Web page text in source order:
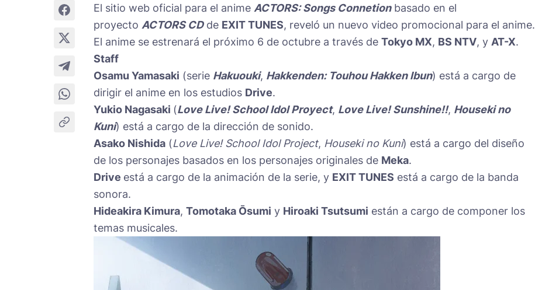
El sitio web oficial para el anime ACTORS: Songs Connetionbasado en el
proyecto ACTORS CDde EXIT TUNES, reveló un nuevo video promocional para el anime.
El anime se estrenará el próximo 6 de octubre a través de Tokyo MX, BS NTV, y AT-X.
Staff
Osamu Yamasaki (serie Hakuouki, Hakkenden: Touhou Hakken Ibun) está a cargo de
dirigir el anime en los estudios Drive.
Yukio Nagasaki (Love Live! School Idol Proyect, Love Live! Sunshine!!, Houseki no
Kuni) está a cargo de la dirección de sonido.
Asako Nishida (Love Live! School Idol Project, Houseki no Kuni) está a cargo del diseño
de los personajes basados en los personajes originales de Meka.
Drive está a cargo de la animación de la serie, y EXIT TUNES está a cargo de la banda
sonora.
Hideakira Kimura, Tomotaka Ōsumi y Hiroaki Tsutsumi están a cargo de componer los
temas musicales.